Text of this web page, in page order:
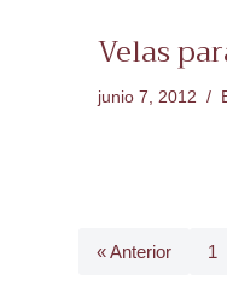
Velas
junio 7, 2012
« Anterior 1